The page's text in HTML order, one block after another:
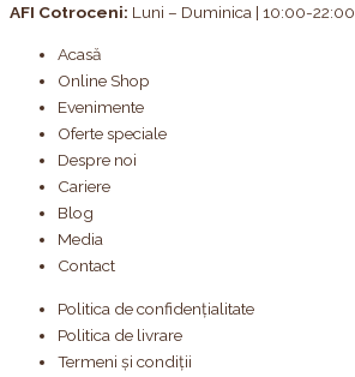
AFI Cotroceni: Luni – Duminica | 10:00-22:00
Acasă
Online Shop
Evenimente
Oferte speciale
Despre noi
Cariere
Blog
Media
Contact
Politica de confidențialitate
Politica de livrare
Termeni și condiții